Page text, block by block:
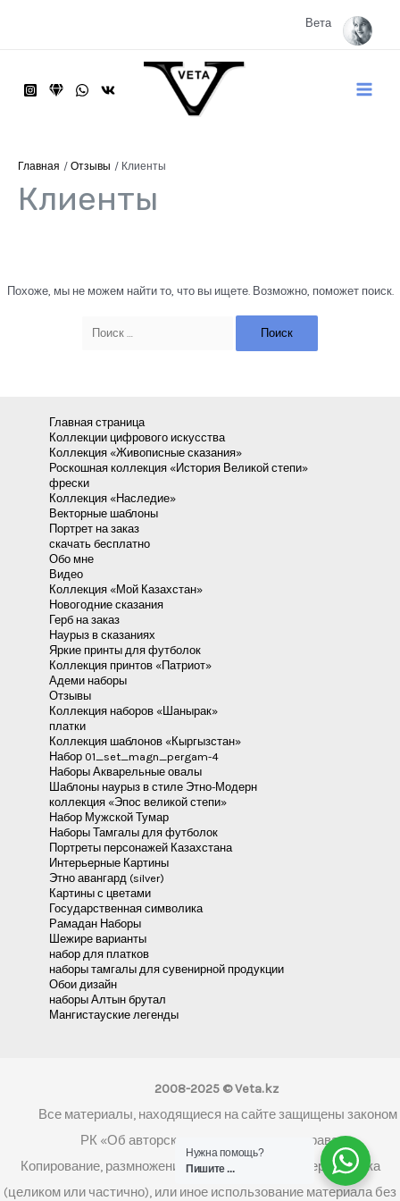
Вета
Main
Главная Отзывы Клиенты
Клиенты
Похоже, мы не можем найти то, что вы ищете. Возможно, поможет поиск.
Главная страница
Коллекции цифрового искусства
Коллекция «Живописные сказания»
Роскошная коллекция «История Великой степи»
фрески
Коллекция «Наследие»
Векторные шаблоны
Портрет на заказ
скачать бесплатно
Обо мне
Видео
Коллекция «Мой Казахстан»
Новогодние сказания
Герб на заказ
Наурыз в сказаниях
Яркие принты для футболок
Коллекция принтов «Патриот»
Адеми наборы
Отзывы
Коллекция наборов «Шанырак»
платки
Коллекция шаблонов «Кыргызстан»
Набор 01_set_magn_pergam-4
Наборы Акварельные овалы
Шаблоны наурыз в стиле Этно-Модерн
коллекция «Эпос великой степи»
Набор Мужской Тумар
Наборы Тамгалы для футболок
Портреты персонажей Казахстана
Интерьерные Картины
Этно авангард (silver)
Картины с цветами
Государственная символика
Рамадан Наборы
Шежире варианты
набор для платков
наборы тамгалы для сувенирной продукции
Обои дизайн
наборы Алтын брутал
Мангистауские легенды
2008-2025 © Veta.kz
Все материалы, находящиеся на сайте защищены законом
РК «Об авторском праве и смежных правах»
Копирование, размножение, распространение, перепечатка
(целиком или частично), или иное использование материала без
Нужна помощь?
Пишите ...